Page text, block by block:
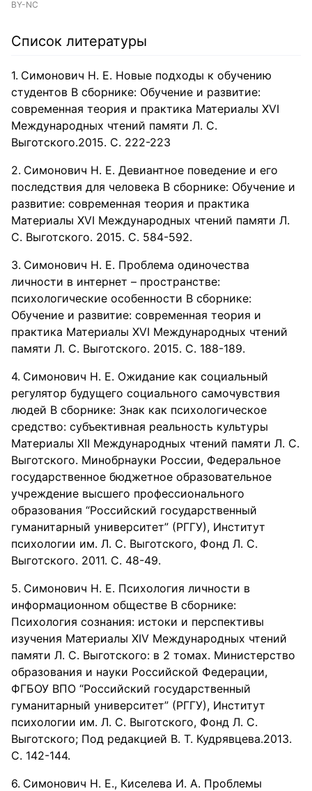
BY-NC
Список литературы
Симонович Н. Е. Новые подходы к обучению
студентов В сборнике: Обучение и развитие:
современная теория и практика Материалы XVI
Международных чтений памяти Л. С.
Выготского.2015. С. 222-223
Симонович Н. Е. Девиантное поведение и его
последствия для человека В сборнике: Обучение и
развитие: современная теория и практика
Материалы XVI Международных чтений памяти Л.
С. Выготского. 2015. С. 584-592.
Симонович Н. Е. Проблема одиночества
личности в интернет – пространстве:
психологические особенности В сборнике:
Обучение и развитие: современная теория и
практика Материалы XVI Международных чтений
памяти Л. С. Выготского. 2015. С. 188-189.
Симонович Н. Е. Ожидание как социальный
регулятор будущего социального самочувствия
людей В сборнике: Знак как психологическое
средство: субъективная реальность культуры
Материалы XII Международных чтений памяти Л. С.
Выготского. Минобрнауки России, Федеральное
государственное бюджетное образовательное
учреждение высшего профессионального
образования “Российский государственный
гуманитарный университет” (РГГУ), Институт
психологии им. Л. С. Выготского, Фонд Л. С.
Выготского. 2011. С. 48-49.
Симонович Н. Е. Психология личности в
информационном обществе В сборнике:
Психология сознания: истоки и перспективы
изучения Материалы XIV Международных чтений
памяти Л. С. Выготского: в 2 томах. Министерство
образования и науки Российской Федерации,
ФГБОУ ВПО “Российский государственный
гуманитарный университет” (РГГУ), Институт
психологии им. Л. С. Выготского, Фонд Л. С.
Выготского; Под редакцией В. Т. Кудрявцева.2013.
С. 142-144.
Симонович Н. Е., Киселева И. А. Проблемы